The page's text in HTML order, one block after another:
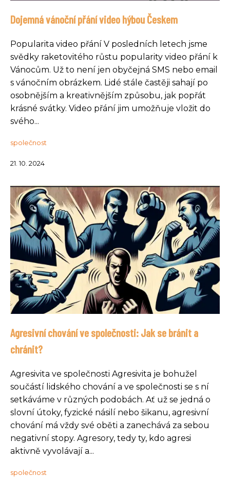
Dojemná vánoční přání video hýbou Českem
Popularita video přání V posledních letech jsme
svědky raketovitého růstu popularity video přání k
Vánocům. Už to není jen obyčejná SMS nebo email
s vánočním obrázkem. Lidé stále častěji sahají po
osobnějším a kreativnějším způsobu, jak popřát
krásné svátky. Video přání jim umožňuje vložit do
svého...
společnost
21. 10. 2024
Agresivní chování ve společnosti: Jak se bránit a
chránit?
Agresivita ve společnosti Agresivita je bohužel
součástí lidského chování a ve společnosti se s ní
setkáváme v různých podobách. Ať už se jedná o
slovní útoky, fyzické násilí nebo šikanu, agresivní
chování má vždy své oběti a zanechává za sebou
negativní stopy. Agresory, tedy ty, kdo agresi
aktivně vyvolávají a...
společnost